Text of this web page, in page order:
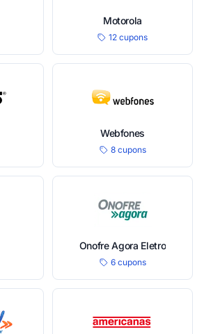
Motorola
12 cupons
Webfones
8 cupons
Onofre Agora Eletro
6 cupons